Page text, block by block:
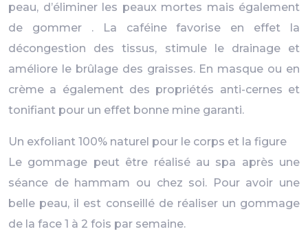
peau, d’éliminer les peaux mortes mais également
de gommer . La caféine favorise en effet la
décongestion des tissus, stimule le drainage et
améliore le brûlage des graisses. En masque ou en
crème a également des propriétés anti-cernes et
tonifiant pour un effet bonne mine garanti.
Un exfoliant 100% naturel pour le corps et la figure
Le gommage peut être réalisé au spa après une
séance de hammam ou chez soi. Pour avoir une
belle peau, il est conseillé de réaliser un gommage
de la face 1 à 2 fois par semaine.